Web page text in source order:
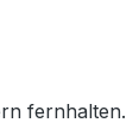
fernhalten.